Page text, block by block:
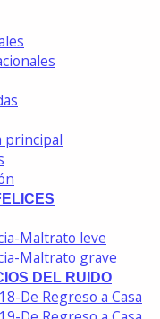
principal
Maltrato leve
Maltrato grave
DEL RUIDO
De Regreso a Casa